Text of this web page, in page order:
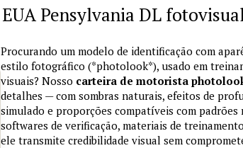
EUA Pensylvania DL
Procurando um modelo de identificação com
estilo fotográfico (*photolook*), usado em
visuais? Nosso carteira de motorista
detalhes — com sombras naturais, efeitos de
simulado e proporções compatíveis com padrões
softwares de verificação, materiais de
ele transmite credibilidade visual sem